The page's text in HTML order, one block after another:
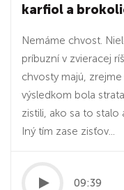
karfiol a
Nemáme chvost.
príbuzní v zvieracej
chvosty majú,
výsledkom bola
zistili, ako sa to stalo
Iný tím zase zisťov...
09:39